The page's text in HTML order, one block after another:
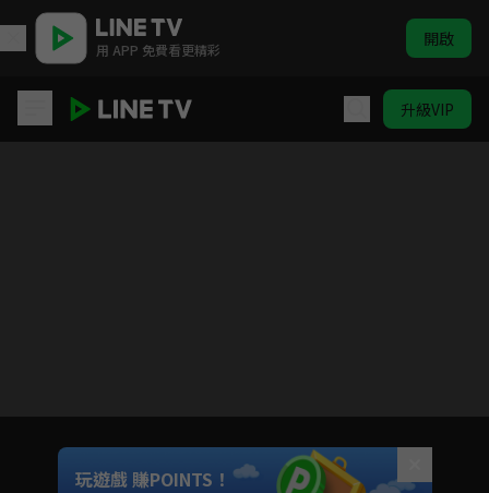
用 APP 免費看更精彩 開啟
升級VIP
Unmute
如有不便請見諒
玩遊戲 賺POINTS！